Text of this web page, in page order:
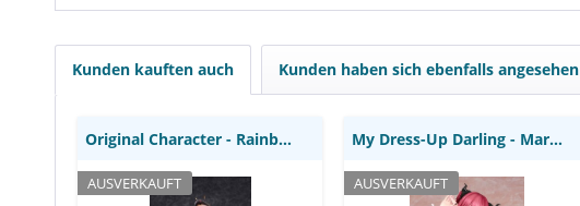
Kunden kauften auch Kunden haben sich ebenfalls angesehen
Hobby Sakura
AUSVERKAUFT
Original Character - Rainbow Nanohana Hoshi...
AUSVERKAUFT
My Dress-Up Darling - Marin Kitagawa Statue /...